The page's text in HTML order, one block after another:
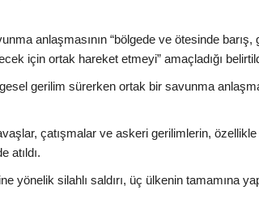
anlaşmasının “bölgede ve ötesinde barış,
için ortak hareket etmeyi” amaçladığı
gerilim sürerken ortak bir savunma
çatışmalar ve askeri gerilimlerin,
atıldı.
yönelik silahlı saldırı, üç ülkenin tamamına